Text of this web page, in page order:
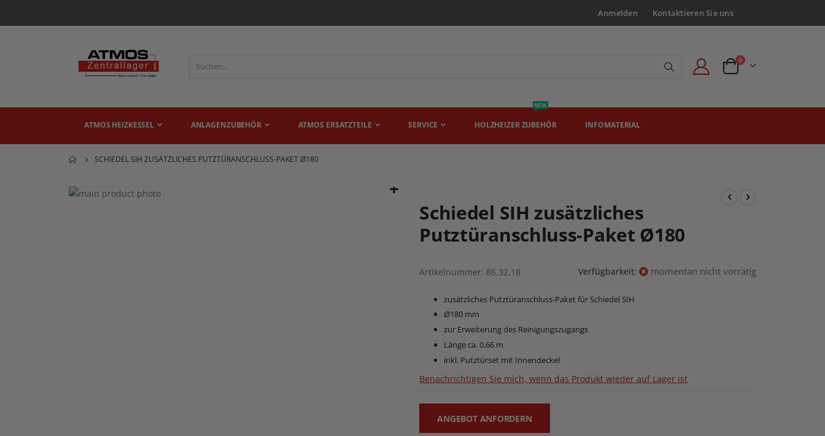
Anmelden Kontaktieren Sie uns
Angebotsanfrage
0 Artikel
ATMOS HEIZKESSEL ANLAGENZUBEHÖR ATMOS ERSATZTEILE SERVICE HOLZHEIZER ZUBEHÖR
NEW
INFOMATERIAL
SCHIEDEL SIH ZUSÄTZLICHES PUTZTÜRANSCHLUSS-PAKET Ø180
Zum
Schiedel SIH zusätzliches
Putztüranschluss-Paket Ø180
Artikelnummer 86.32.18 Verfügbarkeit: momentan nicht vorrätig
zusätzliches Putztüranschluss-Paket für Schiedel SIH
Ø180 mm
zur Erweiterung des Reinigungszugangs
Länge ca. 0,66 m
inkl. Putztürset mit Innendeckel
Benachrichtigen Sie mich, wenn das Produkt wieder auf Lager ist
ANGEBOT ANFORDERN